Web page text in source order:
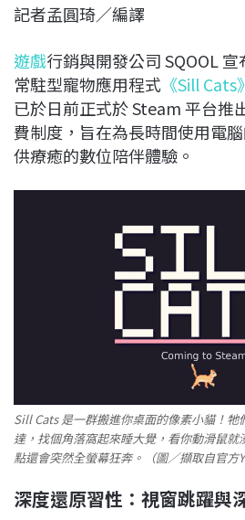
c
b
o
o
k
n
r
a
d
s
e
d
I
n
L
i
n
k
記者孟圓琦／編譯
遊戲行銷與開發公司 SQOOL
常駐型寵物應用程式 《Sill Cats》
已於日前正式於 Steam 平台推
費制度，旨在為長時間使用電
供療癒的數位陪伴體驗。
Sill Cats 是一群搬進你桌面的像素小貓！牠
達，找個角落窩起來睡大覺，看你動滑鼠
點還會突然全螢幕狂奔。（圖／擷取自官方
深度還原習性：視窗跳躍與